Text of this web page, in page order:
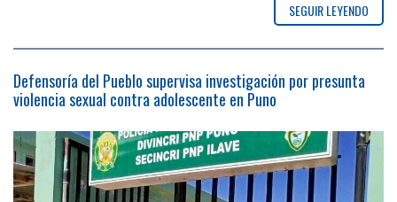
SEGUIR LEYENDO
Defensoría del Pueblo supervisa investigación por presunta
violencia sexual contra adolescente en Puno